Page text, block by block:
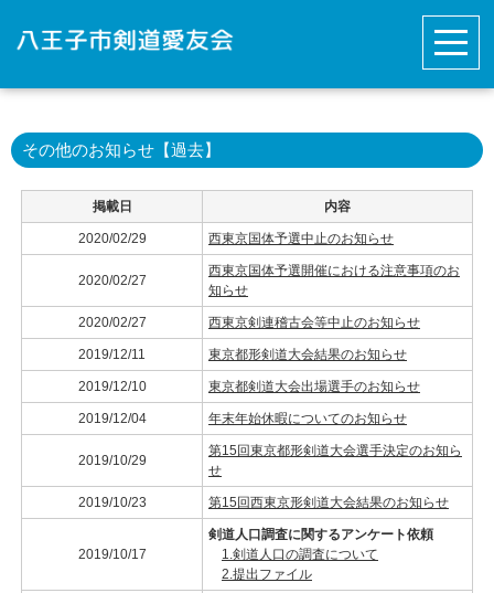
その他のお知らせ【過去】
掲載日 内容
2020/02/29 西東京国体予選中止のお知らせ
2020/02/27
西東京国体予選開催における注意事項のお
知らせ
2020/02/27 西東京剣連稽古会等中止のお知らせ
2019/12/11 東京都形剣道大会結果のお知らせ
2019/12/10 東京都剣道大会出場選手のお知らせ
2019/12/04 年末年始休暇についてのお知らせ
2019/10/29
第15回東京都形剣道大会選手決定のお知ら
せ
2019/10/23 第15回西東京形剣道大会結果のお知らせ
2019/10/17
剣道人口調査に関するアンケート依頼
1.剣道人口の調査について
2.提出ファイル